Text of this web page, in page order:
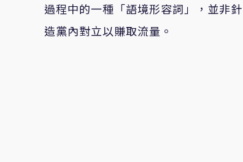
過程中的一種「語境形容詞」，並非
造黨內對立以賺取流量。